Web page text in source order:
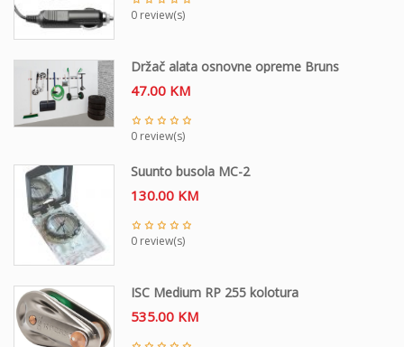
0 review(s)
Držač alata osnovne opreme Bruns
47.00 KM
0 review(s)
Suunto busola MC-2
130.00 KM
0 review(s)
ISC Medium RP 255 kolotura
535.00 KM